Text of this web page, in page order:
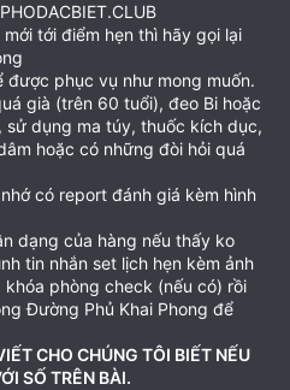
tới điểm hẹn thì hãy gọi lại
được phục vụ như mong muốn.
già (trên 60 tuổi), đeo Bi hoặc
dụng ma túy, thuốc kích dục,
hoặc có những đòi hỏi quá
có report đánh giá kèm hình
dạng của hàng nếu thấy ko
tin nhắn set lịch hẹn kèm ảnh
phòng check (nếu có) rồi
Đường Phủ Khai Phong để
CHO CHÚNG TÔI BIẾT NẾU
SỐ TRÊN BÀI.